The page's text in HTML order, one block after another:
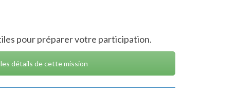
pour préparer votre participation.
détails de cette mission